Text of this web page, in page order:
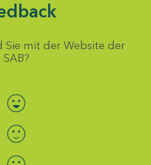
Sie mit der Website der
SAB?
Bewertung auswählen